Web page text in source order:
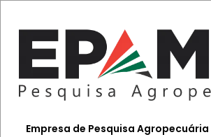
Empresa de Pesquisa